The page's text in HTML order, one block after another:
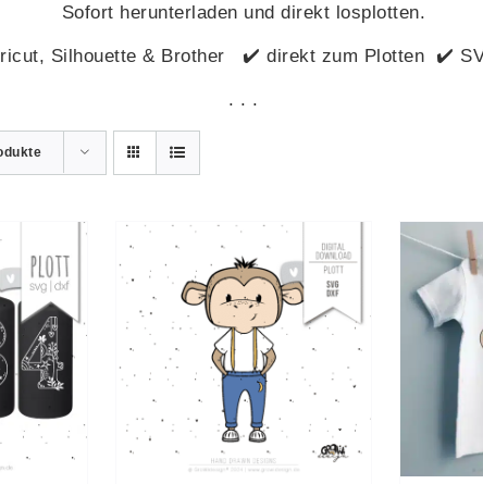
Sofort herunterladen und direkt losplotten.
Silhouette & Brother ✔️ direkt zum Plotten ✔️
. . .
IN DEN WARENKORB
/
DETAILS